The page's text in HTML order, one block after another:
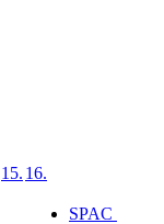
15. 16.
SPAC 